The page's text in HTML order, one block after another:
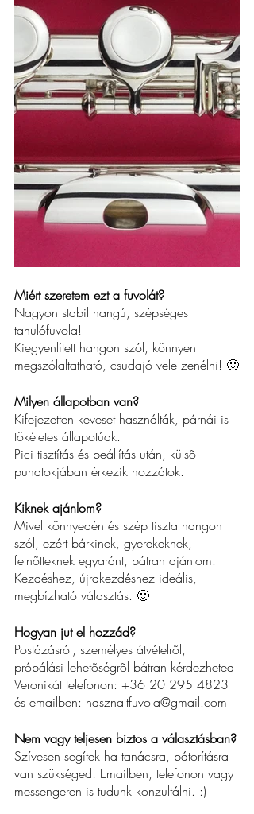
Miért szeretem ezt a fuvolát?
Nagyon stabil hangú, szépséges
tanulófuvola!
Kiegyenlített hangon szól, könnyen
megszólaltatható, csudajó vele zenélni! 🙂
Milyen állapotban van?
Kifejezetten keveset használták, párnái is
tökéletes állapotúak.
Pici tisztítás és beállítás után, külsõ
puhatokjában érkezik hozzátok.
Kiknek ajánlom?
Mivel könnyedén és szép tiszta hangon
szól, ezért bárkinek, gyerekeknek,
felnõtteknek egyaránt, bátran ajánlom.
Kezdéshez, újrakezdéshez ideális,
megbízható választás. 🙂
Hogyan jut el hozzád?
Postázásról, személyes átvételrõl,
próbálási lehetõségrõl bátran kérdezheted
Veronikát telefonon: +36 20 295 4823
és emailben: hasznaltfuvola@gmail.com
Nem vagy teljesen biztos a választásban?
Szívesen segítek ha tanácsra, bátorításra
van szükséged! Emailben, telefonon vagy
messengeren is tudunk konzultálni. :)